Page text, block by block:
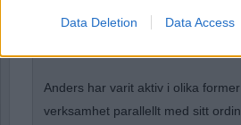
Data Deletion Data Access
han arbetade fram till att Anders
Anders har varit aktiv i olika
verksamhet parallellt med sitt